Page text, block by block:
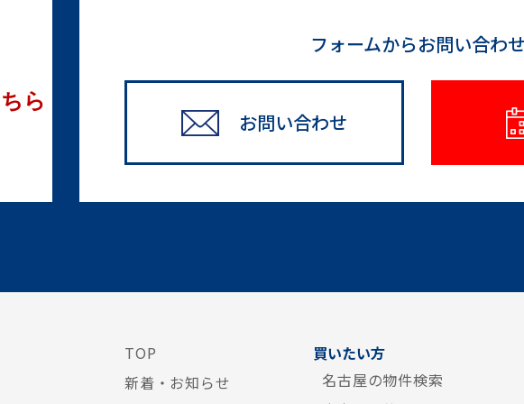
ら
フォームからお問い合わせ
お問い合わせ
TOP
新着・お知らせ
買いたい方
名古屋の物件検索